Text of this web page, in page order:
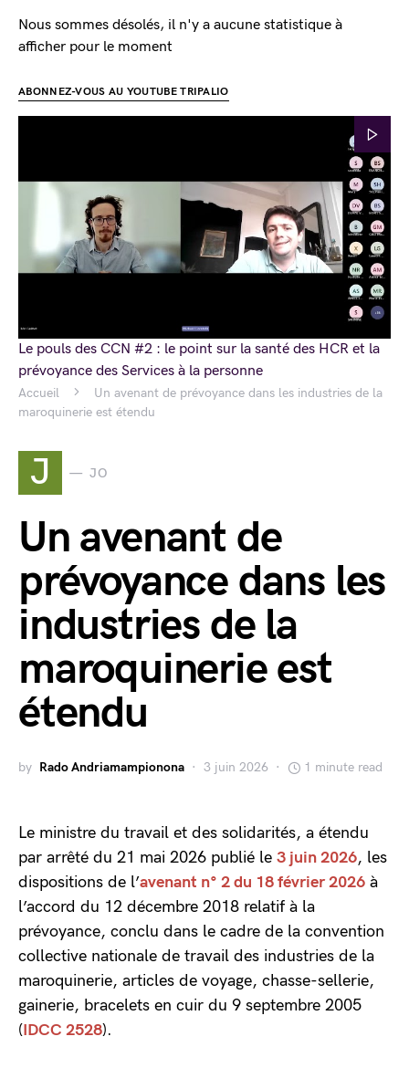
Accueil
Un avenant de prévoyance dans les industries de la
maroquinerie est étendu
J JO
Un avenant de
prévoyance dans les
industries de la
maroquinerie est
étendu
by Rado Andriamampionona 3 juin 2026 1 minute read
Le ministre du travail et des solidarités, a étendu
par arrêté du 21 mai 2026 publié le 3 juin 2026, les
dispositions de l’avenant n° 2 du 18 février 2026 à
l’accord du 12 décembre 2018 relatif à la
prévoyance, conclu dans le cadre de la convention
collective nationale de travail des industries de la
maroquinerie, articles de voyage, chasse-sellerie,
gainerie, bracelets en cuir du 9 septembre 2005
(IDCC 2528).
Nous sommes désolés, il n'y a aucune statistique à
afficher pour le moment
ABONNEZ-VOUS AU YOUTUBE TRIPALIO
Le pouls des CCN #2 : le point sur la santé des HCR et la
prévoyance des Services à la personne